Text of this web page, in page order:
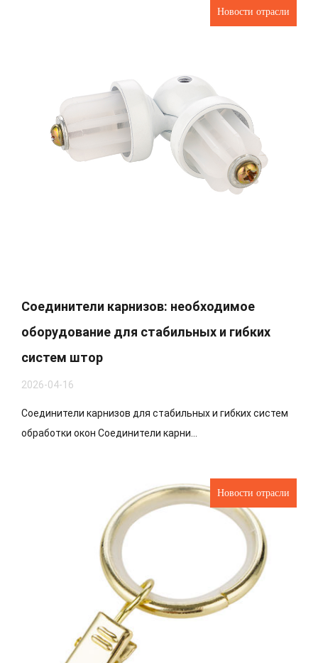
Новости отрасли
Соединители карнизов: необходимое
оборудование для стабильных и гибких
систем штор
2026-04-16
Соединители карнизов для стабильных и гибких систем
обработки окон Соединители карни...
Новости отрасли